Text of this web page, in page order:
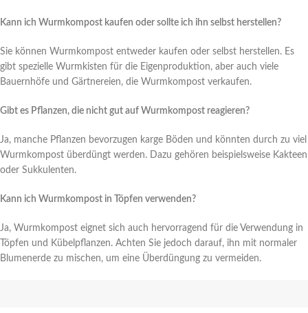
Kann ich Wurmkompost kaufen oder sollte ich ihn selbst herstellen?
Sie können Wurmkompost entweder kaufen oder selbst herstellen. Es
gibt spezielle Wurmkisten für die Eigenproduktion, aber auch viele
Bauernhöfe und Gärtnereien, die Wurmkompost verkaufen.
Gibt es Pflanzen, die nicht gut auf Wurmkompost reagieren?
Ja, manche Pflanzen bevorzugen karge Böden und könnten durch zu viel
Wurmkompost überdüngt werden. Dazu gehören beispielsweise Kakteen
oder Sukkulenten.
Kann ich Wurmkompost in Töpfen verwenden?
Ja, Wurmkompost eignet sich auch hervorragend für die Verwendung in
Töpfen und Kübelpflanzen. Achten Sie jedoch darauf, ihn mit normaler
Blumenerde zu mischen, um eine Überdüngung zu vermeiden.